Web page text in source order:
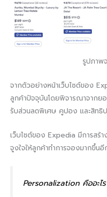
รูปภาพ
จากตัวอย่างหน้าเว็บไซต์ของ
ลูกค้าปัจจุบันโดยพิจารณาจากย
รับส่วนลดพิเศษ คูปอง และสิทธิป
เว็บไซต์ของ Expedia มีการสร้
จูงใจให้ลูกค้าทำการจองมากขึ้น
Personalization คืออะไร